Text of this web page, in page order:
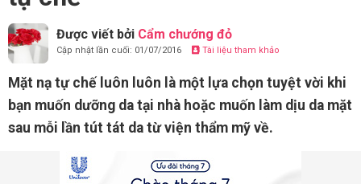
Được viết bởi Cẩm chướng đỏ
Cập nhật lần cuối: 01/07/2016 Tài liệu tham khảo
Mặt nạ tự chế luôn luôn là một lựa chọn tuyệt vời khi
bạn muốn dưỡng da tại nhà hoặc muốn làm dịu da mặt
sau mỗi lần tút tát da từ viện thẩm mỹ về.